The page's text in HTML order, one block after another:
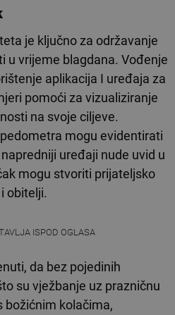
je ključno za održavanje
u vrijeme blagdana. Vođenje
aplikacija I uređaja za
pomoći za vizualiziranje
na svoje ciljeve.
mogu evidentirati
uređaji nude uvid u
mogu stvoriti prijateljsko
obitelji.
ISPOD OGLASA
da bez pojedinih
su vježbanje uz prazničnu
božićnim kolačima,